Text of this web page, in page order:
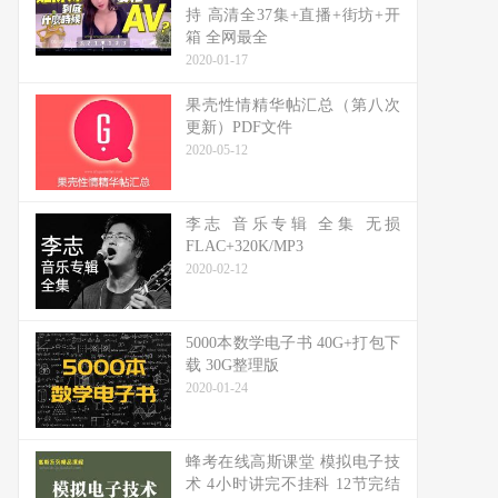
持 高清全37集+直播+街坊+开
箱 全网最全
2020-01-17
果壳性情精华帖汇总（第八次
更新）PDF文件
2020-05-12
李志 音乐专辑 全集 无损
FLAC+320K/MP3
2020-02-12
5000本数学电子书 40G+打包下
载 30G整理版
2020-01-24
蜂考在线高斯课堂 模拟电子技
术 4小时讲完不挂科 12节完结